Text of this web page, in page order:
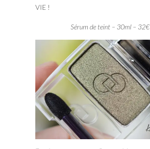
VIE !
Sérum de teint – 30ml – 32€